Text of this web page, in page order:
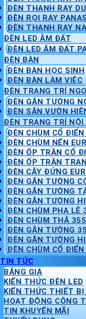
ĐÈN THANH RAY
ĐÈN RỌI RAY
ĐÈN THANH RAY
ĐÈN LED ÂM ĐẤT
ĐÈN LED ÂM ĐẤT
ĐÈN BÀN
ĐÈN BÀN HỌC SINH
ĐÈN BÀN LÀM VIỆC
ĐÈN TRANG TRÍ
ĐÈN GẮN TƯỜNG
ĐÈN SÂN VƯỜN
ĐÈN TRANG TRÍ
ĐÈN CHÙM CỔ ĐIỂN
ĐÈN CHÙM NẾN
ĐÈN ỐP TRẦN CỔ
ĐÈN ỐP TRẦN
ĐÈN CÂY ĐỨNG
ĐÈN GẮN TƯỜNG
ĐÈN GẮN TƯỜNG
ĐÈN GẮN TƯỜNG
ĐÈN CHÙM PHA LÊ
ĐÈN CHÙM THẢ 355
ĐÈN GẮN TƯỜNG
ĐÈN GẮN TƯỜNG
ĐÈN CHÙM CỔ ĐIỂN
TIN TỨC
BẢNG GIÁ
KIẾN THỨC ĐÈN LED
KIẾN THỨC THIẾT BỊ
HOẠT ĐỘNG CÔNG
TIN KHUYẾN MÃI